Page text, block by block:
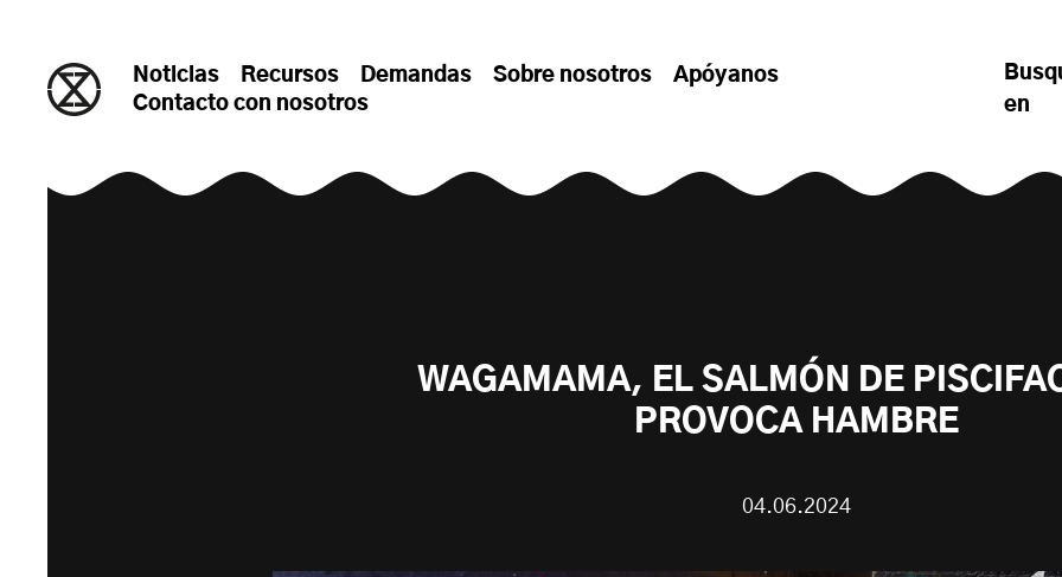
Noticias Recursos Demandas Sobre nosotros
Apóyanos
Contacto con nosotros
en
WAGAMAMA, EL SALMÓN DE
PROVOCA HAMBRE
04.06.2024